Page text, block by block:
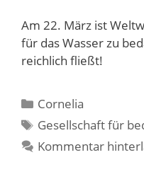
Am 22. März ist
für das Wasser zu
reichlich fließt!
Kategorien
Cornelia
Schlagwörter
Gesellschaft für
Kommentar